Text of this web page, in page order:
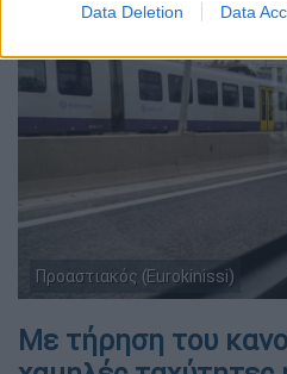
Data Deletion Data
Προαστιακός (Eurokinissi)
Με τήρηση του